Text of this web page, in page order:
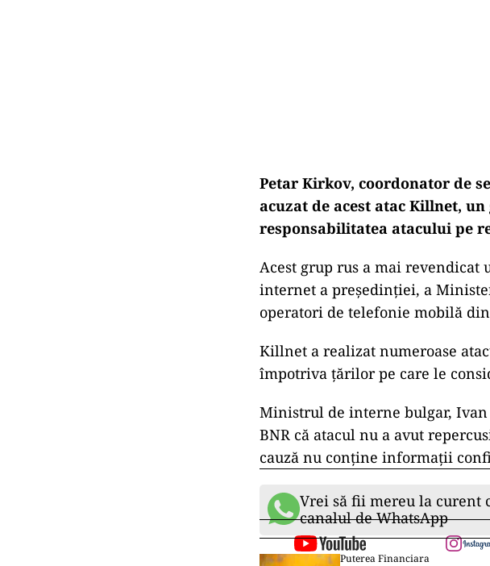
Petar Kirkov, coordonator de
acuzat de acest atac Killnet,
responsabilitatea atacului pe
Acest grup rus a mai
internet a preşedinţiei, a
operatori de telefonie mobilă
Killnet a realizat numeroase
împotriva ţărilor pe care le
Ministrul de interne bulgar,
BNR că atacul nu a avut
cauză nu conţine informaţii
Vrei să fii mereu la curent
canalul de WhatsApp
Puterea Financiara